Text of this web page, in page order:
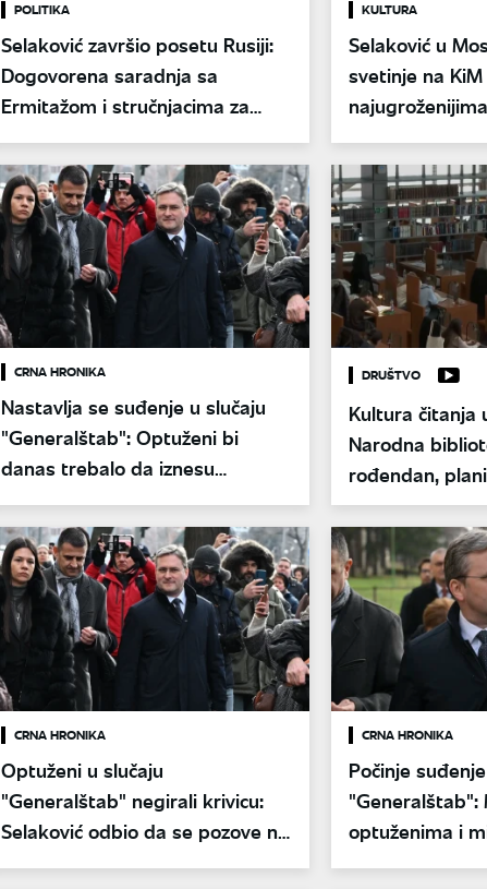
POLITIKA
Selaković završio posetu Rusiji:
Dogovorena saradnja sa
Ermitažom i stručnjacima za
Ekspo 2027
KULTURA
Selaković u
svetinje na
CRNA HRONIKA
Nastavlja se suđenje u slučaju
"Generalštab": Optuženi bi
danas trebalo da iznesu
odbranu
DRUŠTVO
Kultura čitanja
Narodna
rođendan,
povratak
CRNA HRONIKA
Optuženi u slučaju
"Generalštab" negirali krivicu:
Selaković odbio da se pozove na
CRNA HRONIKA
Počinje
"Generalštab":
optuženima i